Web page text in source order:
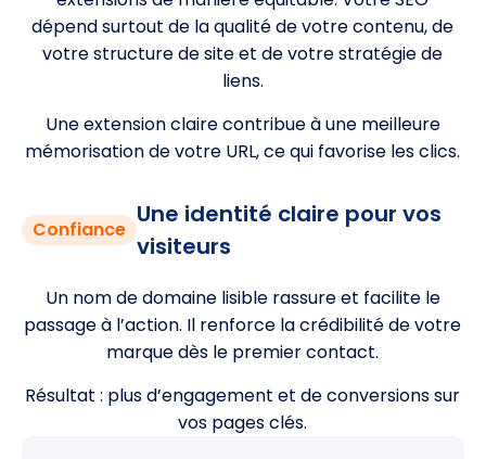
dépend surtout de la qualité de votre contenu, de
votre structure de site et de votre stratégie de
liens.
Une extension claire contribue à une meilleure
mémorisation de votre URL, ce qui favorise les clics.
Confiance
Une identité claire pour vos
visiteurs
Un nom de domaine lisible rassure et facilite le
passage à l’action. Il renforce la crédibilité de votre
marque dès le premier contact.
Résultat : plus d’engagement et de conversions sur
vos pages clés.